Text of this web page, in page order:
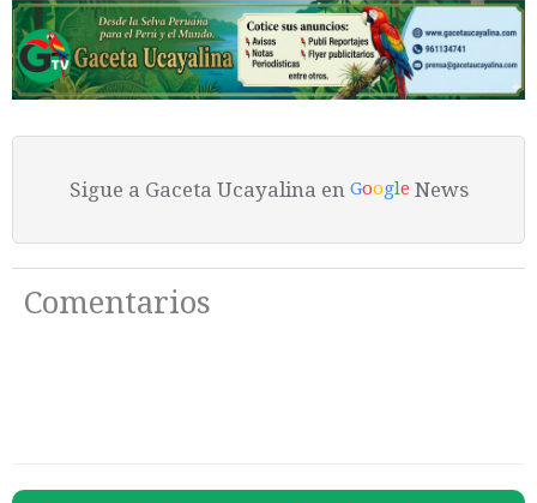
Sigue a Gaceta Ucayalina en Google News
Comentarios